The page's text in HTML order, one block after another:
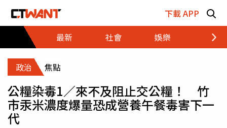
下載 APP
最新
社會 娛樂 財經
政治 焦點
公糧染毒1／來不及阻止交公糧！ 竹
市汞米濃度爆量恐成營養午餐毒害下一
代